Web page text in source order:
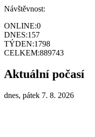
Návštěvnost:
ONLINE:0
DNES:157
TÝDEN:1798
CELKEM:889743
Aktuální počasí
dnes, pátek 7. 8. 2026